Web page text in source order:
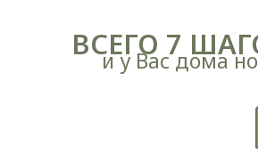
ВСЕГО 7
и у Вас дома